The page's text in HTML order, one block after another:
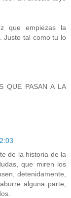
que empiezas la
Justo tal como tu lo
QUE PASAN A LA
de la historia de la
que miren los
detenidamente,
alguna parte,